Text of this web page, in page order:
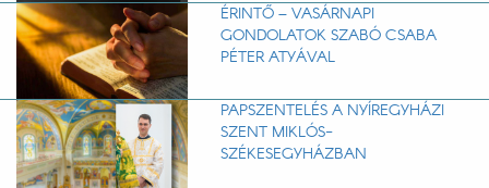
ÉRINTŐ – VASÁRNAPI
GONDOLATOK SZABÓ CSABA
PÉTER ATYÁVAL
PAPSZENTELÉS A NYÍREGYHÁZI
SZENT MIKLÓS-
SZÉKESEGYHÁZBAN